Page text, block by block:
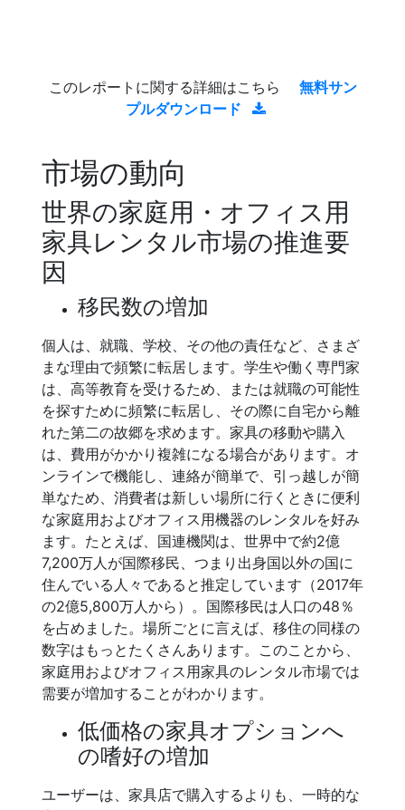
このレポートに関する詳細はこちら
無料サン
プルダウンロード
市場の動向
世界の家庭用・オフィス用
家具レンタル市場の推進要
因
移民数の増加
個人は、就職、学校、その他の責任など、さまざ
まな理由で頻繁に転居します。学生や働く専門家
は、高等教育を受けるため、または就職の可能性
を探すために頻繁に転居し、その際に自宅から離
れた第二の故郷を求めます。家具の移動や購入
は、費用がかかり複雑になる場合があります。オ
ンラインで機能し、連絡が簡単で、引っ越しが簡
単なため、消費者は新しい場所に行くときに便利
な家庭用およびオフィス用機器のレンタルを好み
ます。たとえば、国連機関は、世界中で約2億
7,200万人が国際移民、つまり出身国以外の国に
住んでいる人々であると推定しています（2017年
の2億5,800万人から）。国際移民は人口の48％
を占めました。場所ごとに言えば、移住の同様の
数字はもっとたくさんあります。このことから、
家庭用およびオフィス用家具のレンタル市場では
需要が増加することがわかります。
低価格の家具オプションへ
の嗜好の増加
ユーザーは、家具店で購入するよりも、一時的な